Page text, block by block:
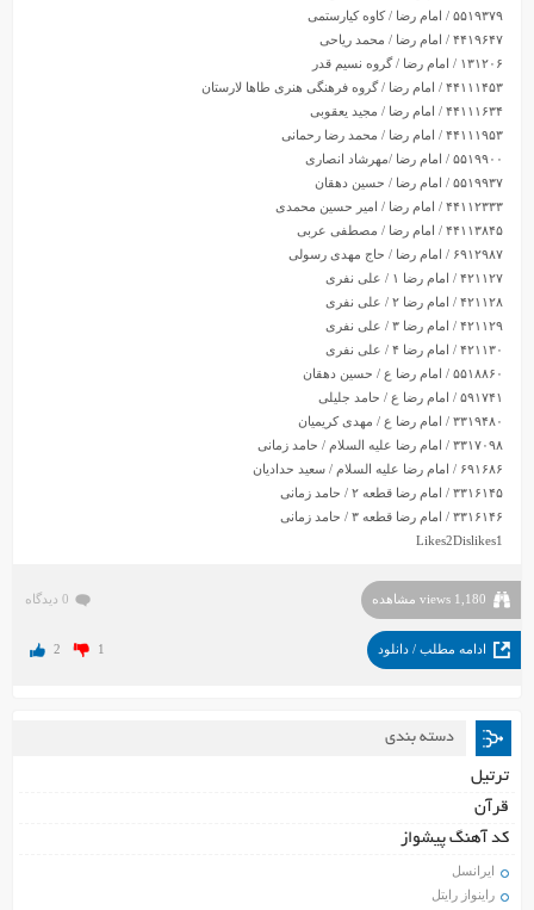
۵۵۱۹۳۷۹ / امام رضا / کاوه کیارستمی
۴۴۱۹۶۴۷ / امام رضا / محمد ریاحی
۱۳۱۲۰۶ / امام رضا / گروه نسیم قدر
۴۴۱۱۱۴۵۳ / امام رضا / گروه فرهنگی هنری طاها لارستان
۴۴۱۱۱۶۳۴ / امام رضا / مجید یعقوبی
۴۴۱۱۱۹۵۳ / امام رضا / محمد رضا رحمانی
۵۵۱۹۹۰۰ / امام رضا /مهرشاد انصاری
۵۵۱۹۹۳۷ / امام رضا / حسین دهقان
۴۴۱۱۲۳۳۳ / امام رضا / امیر حسین محمدی
۴۴۱۱۳۸۴۵ / امام رضا / مصطفی عربی
۶۹۱۲۹۸۷ / امام رضا / حاج مهدی رسولی
۴۲۱۱۲۷ / امام رضا ۱ / علی نفری
۴۲۱۱۲۸ / امام رضا ۲ / علی نفری
۴۲۱۱۲۹ / امام رضا ۳ / علی نفری
۴۲۱۱۳۰ / امام رضا ۴ / علی نفری
۵۵۱۸۸۶۰ / امام رضا ع / حسین دهقان
۵۹۱۷۴۱ / امام رضا ع / حامد جلیلی
۳۳۱۹۴۸۰ / امام رضا ع / مهدی کریمیان
۳۳۱۷۰۹۸ / امام رضا علیه السلام / حامد زمانی
۶۹۱۶۸۶ / امام رضا علیه السلام / سعید حدادیان
۳۳۱۶۱۴۵ / امام رضا قطعه ۲ / حامد زمانی
۳۳۱۶۱۴۶ / امام رضا قطعه ۳ / حامد زمانی
Likes2Dislikes1
1,180 views مشاهده 0 دیدگاه
ادامه مطلب / دانلود 2 1
دسته بندی
ترتیل
قرآن
کد آهنگ پیشواز
ایرانسل
راینواز رایتل